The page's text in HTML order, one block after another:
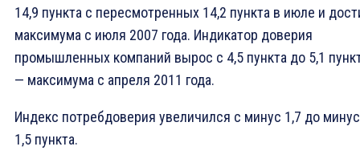
14,9 пункта с пересмотренных 14,2 пункта в июле и
максимума с июля 2007 года. Индикатор доверия
промышленных компаний вырос с 4,5 пункта до 5,1
— максимума с апреля 2011 года.
Индекс потребдоверия увеличился с минус 1,7 до минус
1,5 пункта.